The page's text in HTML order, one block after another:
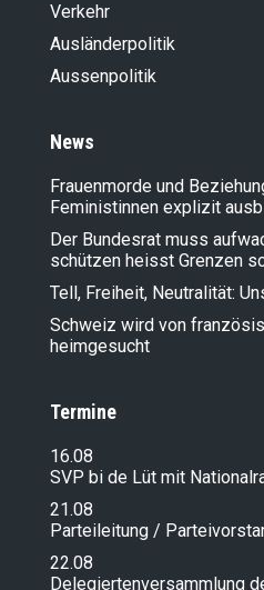
Verkehr
Ausländer­politik
Aussenpolitik
News
Frauenmorde und
Feministinnen explizit
Der Bundesrat muss
schützen heisst Grenzen
Tell, Freiheit, Neutralität:
Schweiz wird von
heimgesucht
Termine
16.08
SVP bi de Lüt mit
21.08
Parteileitung /
22.08
Delegiertenversammlung